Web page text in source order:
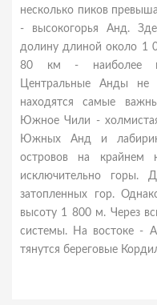
несколько пиков
- высокогорья Анд.
долину длиной около 1
80 км - наиболее
Центральные Анды не
находятся самые
Южное Чили -
Южных Анд и
островов на крайнем
исключительно горы.
затопленных гор.
высоту 1 800 м. Через
системы. На востоке -
тянутся береговые